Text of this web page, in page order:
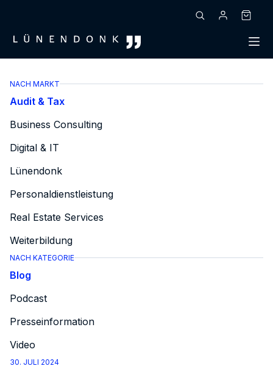
NACH MARKT
Audit & Tax
Business Consulting
Digital & IT
Lünendonk
Personaldienstleistung
Real Estate Services
Weiterbildung
NACH KATEGORIE
Blog
Podcast
Presseinformation
Video
30. JULI 2024